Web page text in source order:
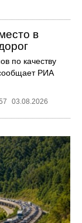
в
по качеству
РИА
03.08.2026